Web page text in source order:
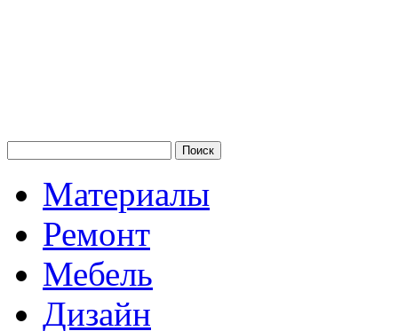
Материалы
Ремонт
Мебель
Дизайн